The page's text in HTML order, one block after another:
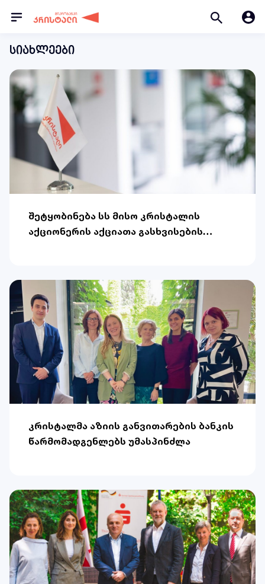
სიახლეები
შეტყობინება სს მისო კრისტალის
აქციონერის აქციათა გასხვისების
კრისტალმა აზიის განვითარების ბანკის
წარმომადგენლებს უმასპინძლა